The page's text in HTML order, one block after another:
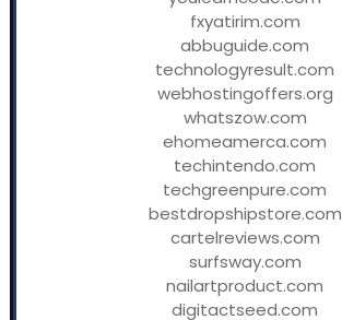
fxyatirim.com
abbuguide.com
technologyresult.com
webhostingoffers.org
whatszow.com
ehomeamerca.com
techintendo.com
techgreenpure.com
bestdropshipstore.com
cartelreviews.com
surfsway.com
nailartproduct.com
digitactseed.com